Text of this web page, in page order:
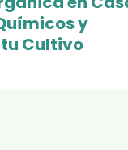
y
Cultivo